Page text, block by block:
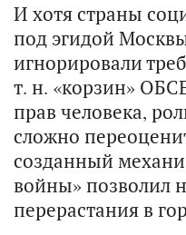
И хотя страны
под эгидой
игнорировали
т. н. «корзин»
прав человека,
сложно
созданный
войны» позволил
перерастания в